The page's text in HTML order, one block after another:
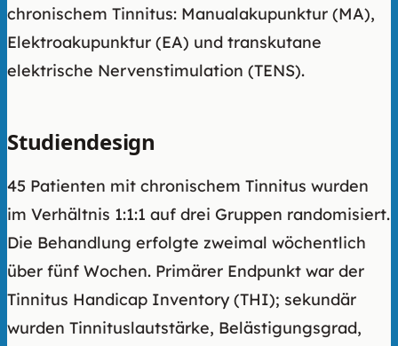
chronischem Tinnitus: Manualakupunktur (MA),
Elektroakupunktur (EA) und transkutane
elektrische Nervenstimulation (TENS).
Studiendesign
45 Patienten mit chronischem Tinnitus wurden
im Verhältnis 1:1:1 auf drei Gruppen randomisiert.
Die Behandlung erfolgte zweimal wöchentlich
über fünf Wochen. Primärer Endpunkt war der
Tinnitus Handicap Inventory (THI); sekundär
wurden Tinnituslautstärke, Belästigungsgrad,